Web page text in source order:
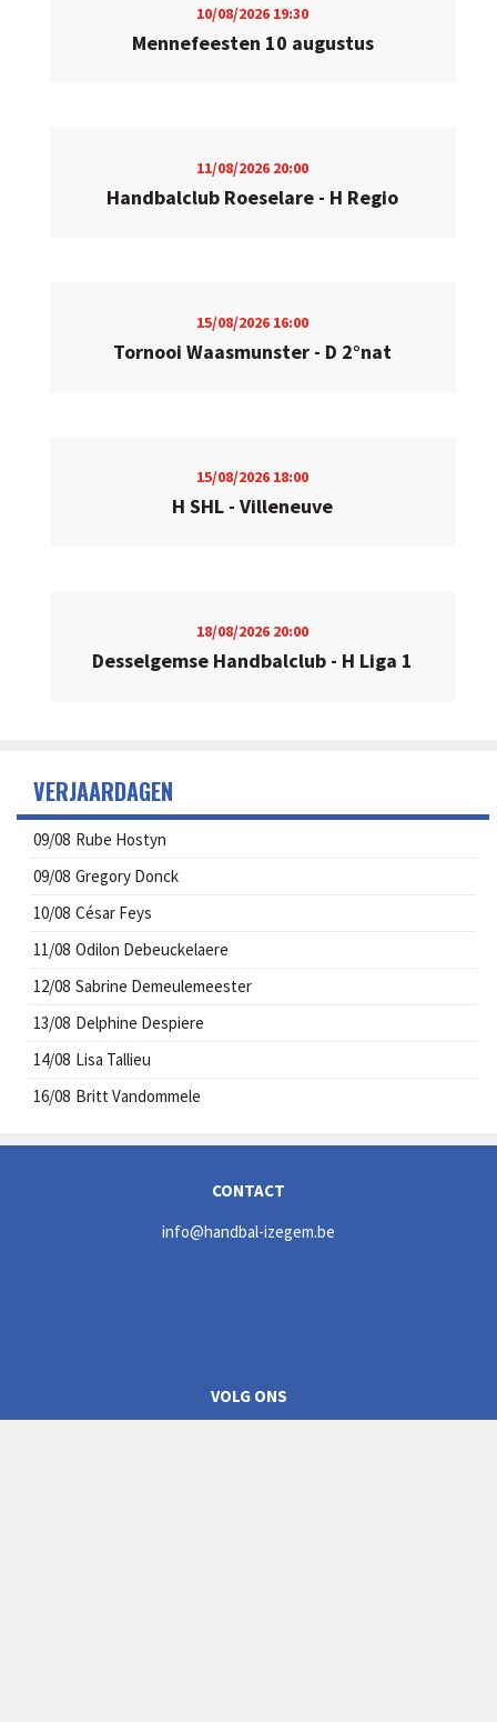
10/08/2026 19:30
Mennefeesten 10 augustus
11/08/2026 20:00
Handbalclub Roeselare - H Regio
15/08/2026 16:00
Tornooi Waasmunster - D 2°nat
15/08/2026 18:00
H SHL - Villeneuve
18/08/2026 20:00
Desselgemse Handbalclub - H Liga 1
VERJAARDAGEN
09/08 Rube Hostyn
09/08 Gregory Donck
10/08 César Feys
11/08 Odilon Debeuckelaere
12/08 Sabrine Demeulemeester
13/08 Delphine Despiere
14/08 Lisa Tallieu
16/08 Britt Vandommele
CONTACT
info@handbal-izegem.be
VOLG ONS